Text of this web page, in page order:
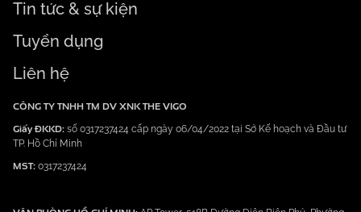
Tin tức & sự kiện
Tuyển dụng
Liên hệ
CÔNG TY TNHH TM DV XNK THE VIGO
Giấy ĐKKD: số 0317237424 cấp ngày 06/04/2022 tại Sở Kế hoạch và Đầu tư
TP. Hồ Chí Minh
MST: 0317237424